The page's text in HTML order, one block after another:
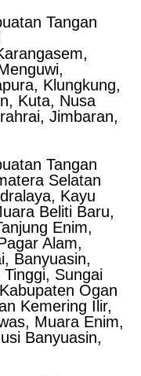
Tangan
Klungkung,
Kuta, Nusa
Jimbaran,
Tangan
Selatan
Kayu
Beliti Baru,
Enim,
Alam,
Banyuasin,
Sungai
Ogan
Kemering Ilir,
Muara Enim,
Banyuasin,